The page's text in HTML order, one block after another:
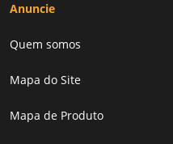
Anuncie
Quem somos
Mapa do Site
Mapa de Produto